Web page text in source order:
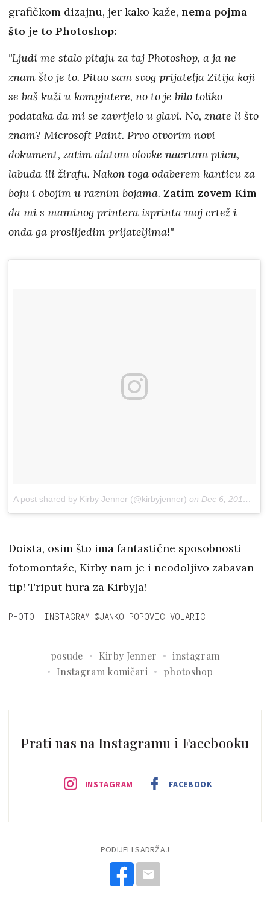
grafičkom dizajnu, jer kako kaže, nema pojma
što je to Photoshop:
"Ljudi me stalo pitaju za taj Photoshop, a ja ne
znam što je to. Pitao sam svog prijatelja Zitija koji
se baš kuži u kompjutere, no to je bilo toliko
podataka da mi se zavrtjelo u glavi. No, znate li što
znam? Microsoft Paint. Prvo otvorim novi
dokument, zatim alatom olovke nacrtam pticu,
labuda ili žirafu. Nakon toga odaberem kanticu za
boju i obojim u raznim bojama. Zatim zovem Kim
da mi s maminog printera isprinta moj crtež i
onda ga proslijedim prijateljima!"
A post shared by Kirby Jenner (@kirbyjenner) on Dec 6, 2017 at 9:53am PST
Doista, osim što ima fantastične sposobnosti
fotomontaže, Kirby nam je i neodoljivo zabavan
tip! Triput hura za Kirbyja!
PHOTO: INSTAGRAM @JANKO_POPOVIC_VOLARIC
posuđe Kirby Jenner
instagram
Instagram komičari
photoshop
Prati nas na Instagramu i Facebooku
INSTAGRAM FACEBOOK
PODIJELI SADRŽAJ